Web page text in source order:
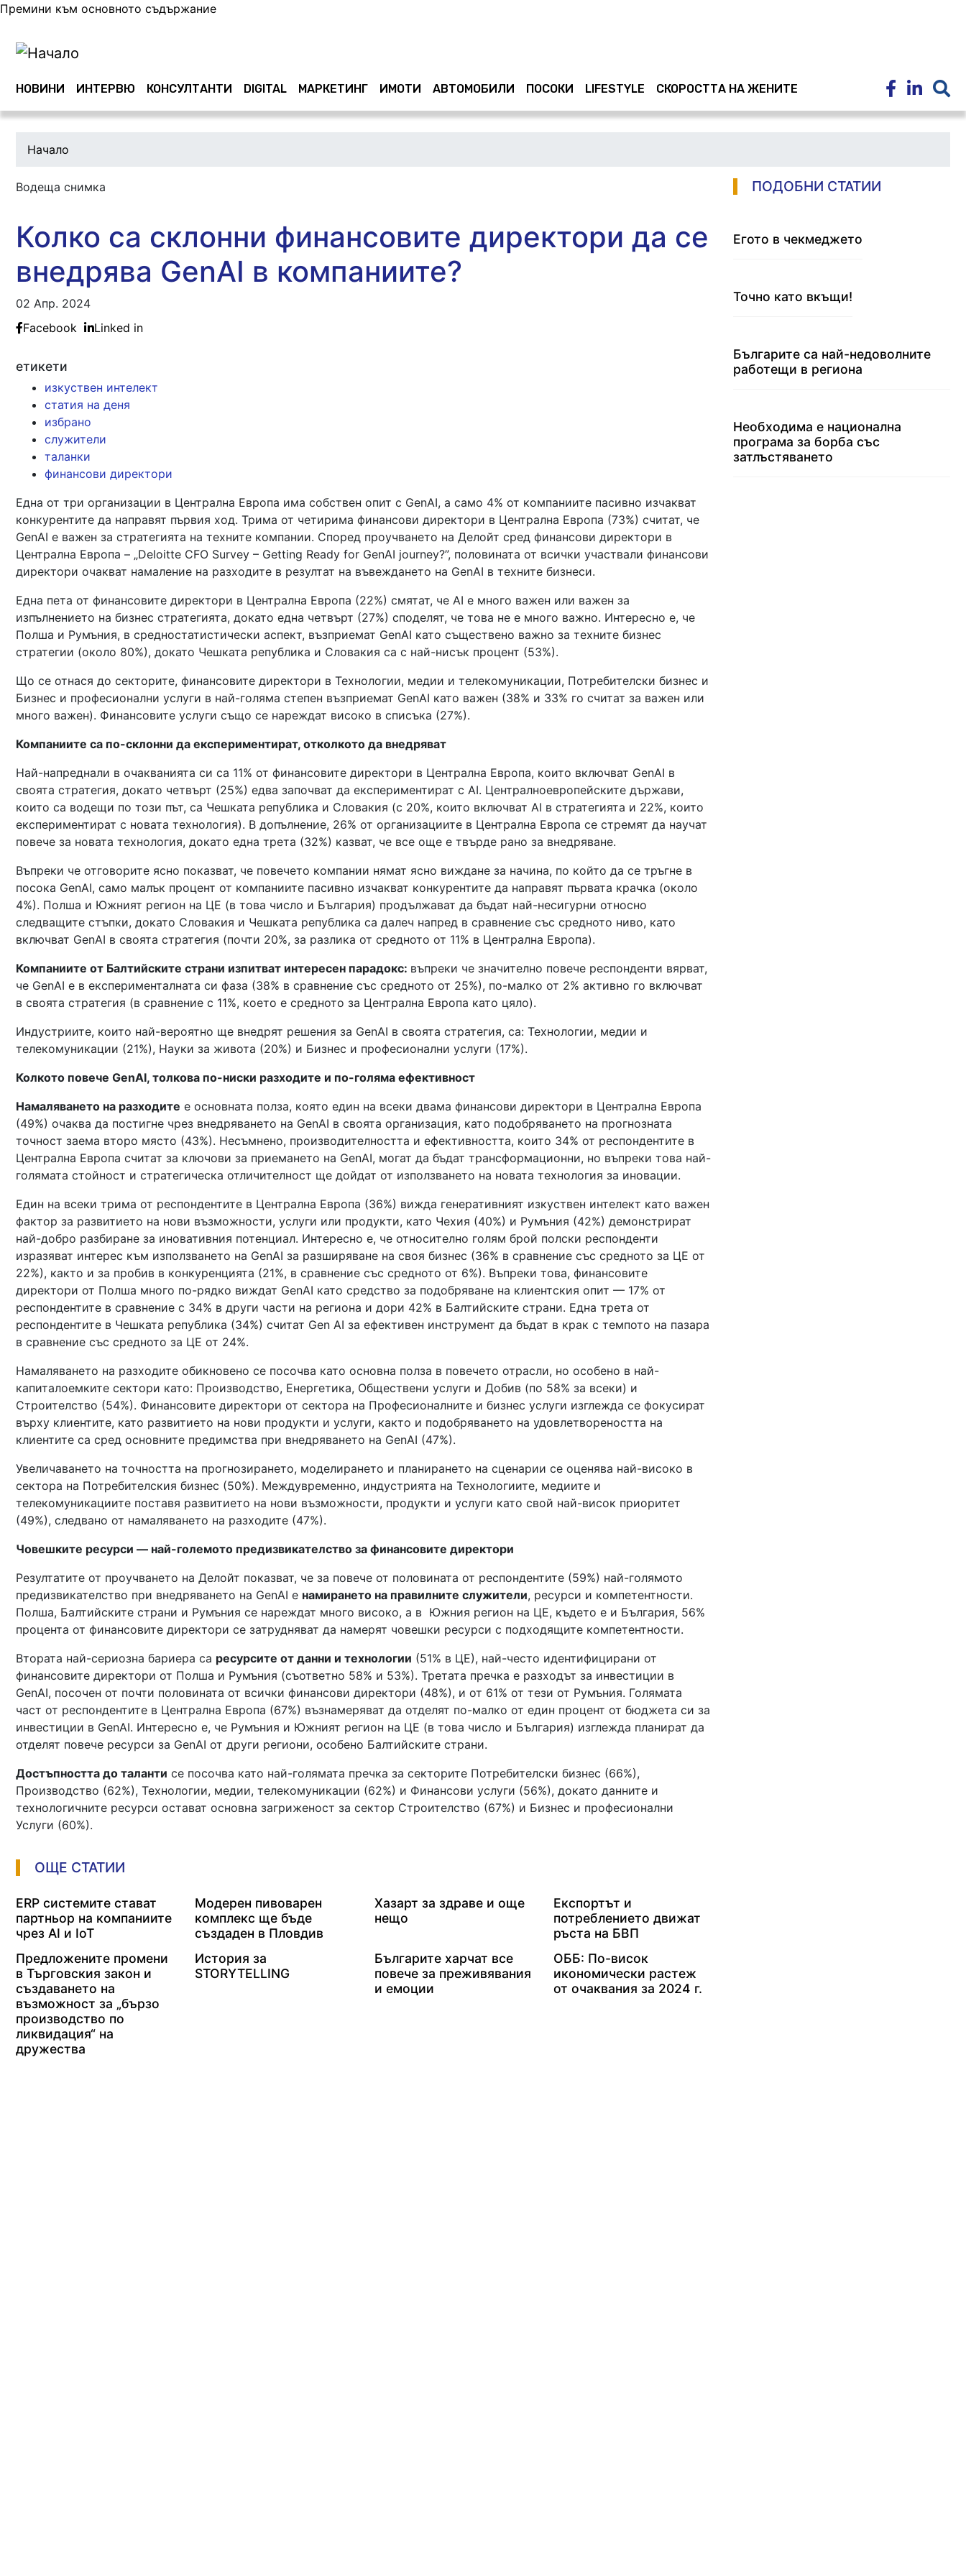
Премини към основното съдържание
Main navigation
НОВИНИ ИНТЕРВЮ КОНСУЛТАНТИ DIGITAL МАРКЕТИНГ ИМОТИ АВТОМОБИЛИ ПОСОКИ LIFESTYLE СКОРОСТТА НА ЖЕНИТЕ
Начало
Водеща снимка
Колко са склонни финансовите директори да се
внедрява GenAI в компаниите?
02 Апр. 2024
Facebook
Linked in
етикети
изкуствен интелект
статия на деня
избрано
служители
таланки
финансови директори
Една от три организации в Централна Европа има собствен опит с GenAI, а само 4% от компаниите пасивно изчакват
конкурентите да направят първия ход. Трима от четирима финансови директори в Централна Европа (73%) считат, че
GenAI е важен за стратегията на техните компании. Според проучването на Делойт сред финансови директори в
Централна Европа – „Deloitte CFO Survey – Getting Ready for GenAI journey?”, половината от всички участвали финансови
директори очакват намаление на разходите в резултат на въвеждането на GenAI в техните бизнеси.
Една пета от финансовите директори в Централна Европа (22%) смятат, че AI е много важен или важен за
изпълнението на бизнес стратегията, докато една четвърт (27%) споделят, че това не е много важно. Интересно е, че
Полша и Румъния, в средностатистически аспект, възприемат GenAI като съществено важно за техните бизнес
стратегии (около 80%), докато Чешката република и Словакия са с най-нисък процент (53%).
Що се отнася до секторите, финансовите директори в Технологии, медии и телекомуникации, Потребителски бизнес и
Бизнес и професионални услуги в най-голяма степен възприемат GenAI като важен (38% и 33% го считат за важен или
много важен). Финансовите услуги също се нареждат високо в списъка (27%).
Компаниите са по-склонни да експериментират, отколкото да внедряват
Най-напреднали в очакванията си са 11% от финансовите директори в Централна Европа, които включват GenAI в
своята стратегия, докато четвърт (25%) едва започват да експериментират с AI. Централноевропейските държави,
които са водещи по този път, са Чешката република и Словакия (с 20%, които включват AI в стратегията и 22%, които
експериментират с новата технология). В допълнение, 26% от организациите в Централна Европа се стремят да научат
повече за новата технология, докато една трета (32%) казват, че все още е твърде рано за внедряване.
Въпреки че отговорите ясно показват, че повечето компании нямат ясно виждане за начина, по който да се тръгне в
посока GenAI, само малък процент от компаниите пасивно изчакват конкурентите да направят първата крачка (около
4%). Полша и Южният регион на ЦЕ (в това число и България) продължават да бъдат най-несигурни относно
следващите стъпки, докато Словакия и Чешката република са далеч напред в сравнение със средното ниво, като
включват GenAI в своята стратегия (почти 20%, за разлика от средното от 11% в Централна Европа).
Компаниите от Балтийските страни изпитват интересен парадокс: въпреки че значително повече респонденти вярват,
че GenAI е в експерименталната си фаза (38% в сравнение със средното от 25%), по-малко от 2% активно го включват
в своята стратегия (в сравнение с 11%, което е средното за Централна Европа като цяло).
Индустриите, които най-вероятно ще внедрят решения за GenAI в своята стратегия, са: Технологии, медии и
телекомуникации (21%), Науки за живота (20%) и Бизнес и професионални услуги (17%).
Колкото повече GenAI, толкова по-ниски разходите и по-голяма ефективност
Намаляването на разходите е основната полза, която един на всеки двама финансови директори в Централна Европа
(49%) очаква да постигне чрез внедряването на GenAI в своята организация, като подобряването на прогнозната
точност заема второ място (43%). Несъмнено, производителността и ефективността, които 34% от респондентите в
Централна Европа считат за ключови за приемането на GenAI, могат да бъдат трансформационни, но въпреки това най-
голямата стойност и стратегическа отличителност ще дойдат от използването на новата технология за иновации.
Един на всеки трима от респондентите в Централна Европа (36%) вижда генеративният изкуствен интелект като важен
фактор за развитието на нови възможности, услуги или продукти, като Чехия (40%) и Румъния (42%) демонстрират
най-добро разбиране за иновативния потенциал. Интересно е, че относително голям брой полски респонденти
изразяват интерес към използването на GenAI за разширяване на своя бизнес (36% в сравнение със средното за ЦЕ от
22%), както и за пробив в конкуренцията (21%, в сравнение със средното от 6%). Въпреки това, финансовите
директори от Полша много по-рядко виждат GenAI като средство за подобряване на клиентския опит — 17% от
респондентите в сравнение с 34% в други части на региона и дори 42% в Балтийските страни. Една трета от
респондентите в Чешката република (34%) считат Gen AI за ефективен инструмент да бъдат в крак с темпото на пазара
в сравнение със средното за ЦЕ от 24%.
Намаляването на разходите обикновено се посочва като основна полза в повечето отрасли, но особено в най-
капиталоемките сектори като: Производство, Енергетика, Обществени услуги и Добив (по 58% за всеки) и
Строителство (54%). Финансовите директори от сектора на Професионалните и бизнес услуги изглежда се фокусират
върху клиентите, като развитието на нови продукти и услуги, както и подобряването на удовлетвореността на
клиентите са сред основните предимства при внедряването на GenAI (47%).
Увеличаването на точността на прогнозирането, моделирането и планирането на сценарии се оценява най-високо в
сектора на Потребителския бизнес (50%). Междувременно, индустрията на Технологиите, медиите и
телекомуникациите поставя развитието на нови възможности, продукти и услуги като свой най-висок приоритет
(49%), следвано от намаляването на разходите (47%).
Човешките ресурси — най-големото предизвикателство за финансовите директори
Резултатите от проучването на Делойт показват, че за повече от половината от респондентите (59%) най-голямото
предизвикателство при внедряването на GenAI е намирането на правилните служители, ресурси и компетентности.
Полша, Балтийските страни и Румъния се нареждат много високо, а в Южния регион на ЦЕ, където е и България, 56%
процента от финансовите директори се затрудняват да намерят човешки ресурси с подходящите компетентности.
Втората най-сериозна бариера са ресурсите от данни и технологии (51% в ЦЕ), най-често идентифицирани от
финансовите директори от Полша и Румъния (съответно 58% и 53%). Третата пречка е разходът за инвестиции в
GenAI, посочен от почти половината от всички финансови директори (48%), и от 61% от тези от Румъния. Голямата
част от респондентите в Централна Европа (67%) възнамеряват да отделят по-малко от един процент от бюджета си за
инвестиции в GenAI. Интересно е, че Румъния и Южният регион на ЦЕ (в това число и България) изглежда планират да
отделят повече ресурси за GenAI от други региони, особено Балтийските страни.
Достъпността до таланти се посочва като най-голямата пречка за секторите Потребителски бизнес (66%),
Производство (62%), Технологии, медии, телекомуникации (62%) и Финансови услуги (56%), докато данните и
технологичните ресурси остават основна загриженост за сектор Строителство (67%) и Бизнес и професионални
Услуги (60%).
ОЩЕ СТАТИИ
ERP системите стават
партньор на компаниите
чрез AI и IoT
Модерен пивоварен
комплекс ще бъде
създаден в Пловдив
Хазарт за здраве и още
нещо
Експортът и
потреблението движат
ръста на БВП
Предложените промени
в Търговския закон и
създаването на
възможност за „бързо
производство по
ликвидация“ на
дружества
История за
STORYTELLING
Българите харчат все
повече за преживявания
и емоции
ОББ: По-висок
икономически растеж
от очаквания за 2024 г.
ПОДОБНИ СТАТИИ
Егото в чекмеджето
Точно като вкъщи!
Българите са най-недоволните
работещи в региона
Необходима е национална
програма за борба със
затлъстяването